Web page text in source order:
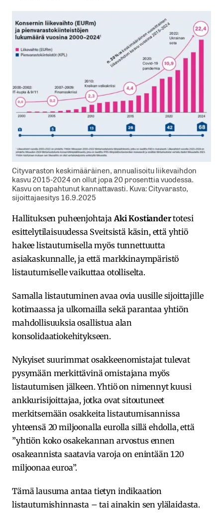
Cityvaraston keskimääräinen, annualisoitu liikevaihdon
kasvu 2015-2024 on ollut jopa 20 prosenttia vuodessa.
Kasvu on tapahtunut kannattavasti. Kuva: Cityvarasto,
sijoittajaesitys 16.9.2025
Hallituksen puheenjohtaja Aki Kostiandertotesi
esittelytilaisuudessa Sveitsistä käsin, että yhtiö
hakee listautumisella myös tunnettuutta
asiakaskunnalle, ja että markkinaympäristö
listautumiselle vaikuttaa otolliselta.
Samalla listautuminen avaa ovia uusille sijoittajille
kotimaassa ja ulkomailla sekä parantaa yhtiön
mahdollisuuksia osallistua alan
konsolidaatiokehitykseen.
Nykyiset suurimmat osakkeenomistajat tulevat
pysymään merkittävinä omistajana myös
listautumisen jälkeen. Yhtiö on nimennyt kuusi
ankkurisijoittajaa, jotka ovat sitoutuneet
merkitsemään osakkeita listautumisannissa
yhteensä 20 miljoonalla eurolla sillä ehdolla, että
”yhtiön koko osakekannan arvostus ennen
osakeannista saatavia varoja on enintään 120
miljoonaa euroa”.
Tämä lausuma antaa tietyn indikaation
listautumishinnasta – tai ainakin sen ylälaidasta.